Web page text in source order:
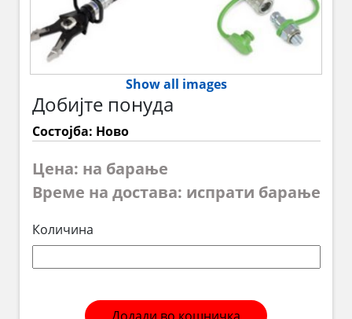
Show all images
Добијте понуда
Состојба: Ново
Цена: на барање
Време на достава: испрати барање
Количина
Додади во кошничка